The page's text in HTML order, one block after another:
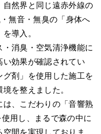
自然界と同じ遠赤外線の
無音・無臭の「身体へ
導入。
消臭・空気清浄機能に
い効果が確認されてい
グ剤」を使用した施工を
を整えました。
は、こだわりの「音響熟
用し、まるで森の中に
間を実現しておりま